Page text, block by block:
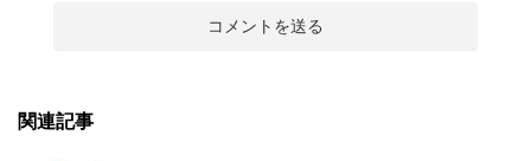
関連記事